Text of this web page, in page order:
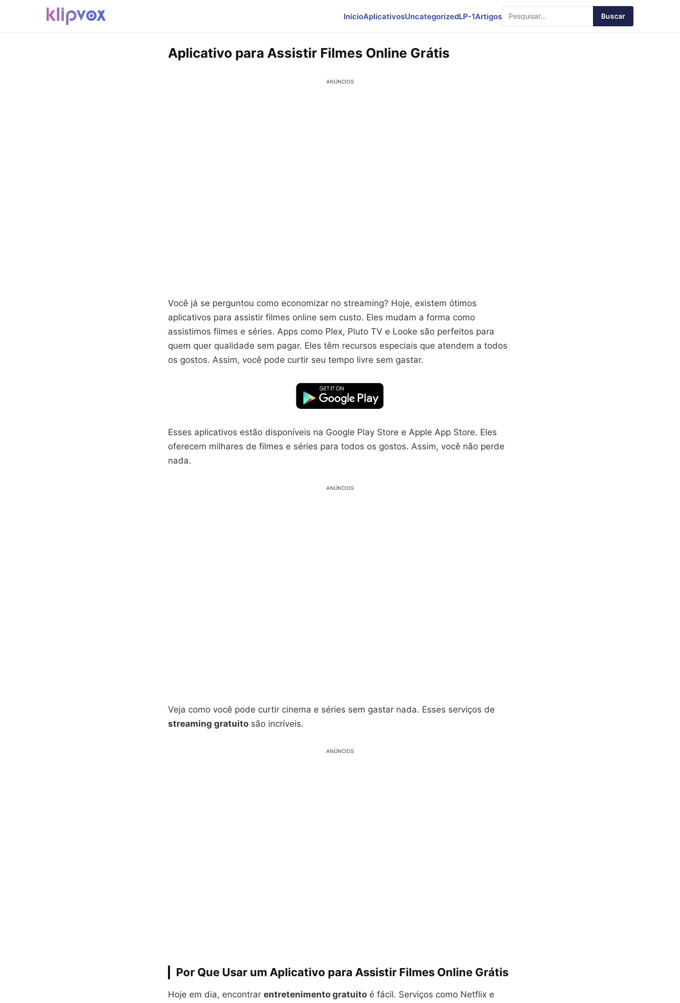
InícioAplicativosUncategorizedLP-1Artigos Buscar
Aplicativo para Assistir Filmes Online Grátis
ANÚNCIOS
Você já se perguntou como economizar no streaming? Hoje, existem ótimos
aplicativos para assistir filmes online sem custo. Eles mudam a forma como
assistimos filmes e séries. Apps como Plex, Pluto TV e Looke são perfeitos para
quem quer qualidade sem pagar. Eles têm recursos especiais que atendem a todos
os gostos. Assim, você pode curtir seu tempo livre sem gastar.
Esses aplicativos estão disponíveis na Google Play Store e Apple App Store. Eles
oferecem milhares de filmes e séries para todos os gostos. Assim, você não perde
nada.
ANÚNCIOS
Veja como você pode curtir cinema e séries sem gastar nada. Esses serviços de
streaming gratuito são incríveis.
ANÚNCIOS
Por Que Usar um Aplicativo para Assistir Filmes Online Grátis
Hoje em dia, encontrar entretenimento gratuito é fácil. Serviços como Netflix e